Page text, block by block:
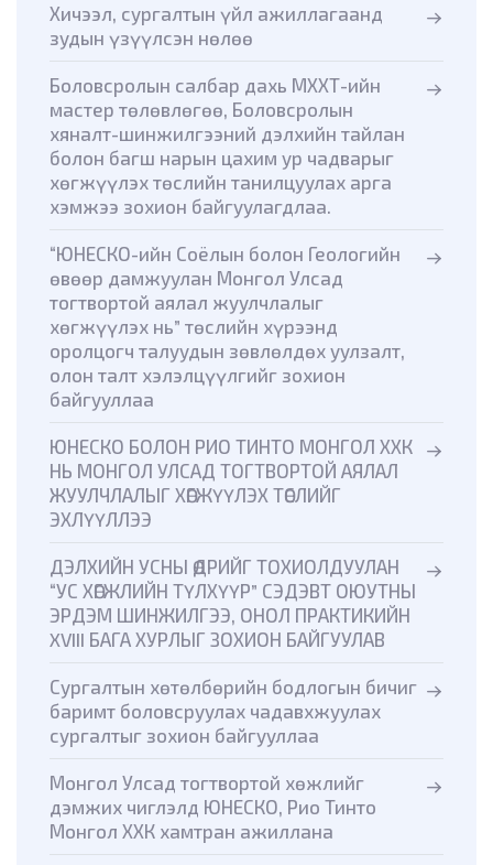
Хичээл, сургалтын үйл ажиллагаанд
зудын үзүүлсэн нөлөө
Боловсролын салбар дахь МХХТ-ийн
мастер төлөвлөгөө, Боловсролын
хяналт-шинжилгээний дэлхийн тайлан
болон багш нарын цахим ур чадварыг
хөгжүүлэх төслийн танилцуулах арга
хэмжээ зохион байгуулагдлаа.
“ЮНЕСКО-ийн Соёлын болон Геологийн
өвөөр дамжуулан Монгол Улсад
тогтвортой аялал жуулчлалыг
хөгжүүлэх нь” төслийн хүрээнд
оролцогч талуудын зөвлөлдөх уулзалт,
олон талт хэлэлцүүлгийг зохион
байгууллаа
ЮНЕСКО БОЛОН РИО ТИНТО МОНГОЛ ХХК
НЬ МОНГОЛ УЛСАД ТОГТВОРТОЙ АЯЛАЛ
ЖУУЛЧЛАЛЫГ ХӨГЖҮҮЛЭХ ТӨСЛИЙГ
ЭХЛҮҮЛЛЭЭ
ДЭЛХИЙН УСНЫ ӨДРИЙГ ТОХИОЛДУУЛАН
“УС ХӨГЖЛИЙН ТҮЛХҮҮР” СЭДЭВТ ОЮУТНЫ
ЭРДЭМ ШИНЖИЛГЭЭ, ОНОЛ ПРАКТИКИЙН
XVIII БАГА ХУРЛЫГ ЗОХИОН БАЙГУУЛАВ
Сургалтын хөтөлбөрийн бодлогын бичиг
баримт боловсруулах чадавхжуулах
сургалтыг зохион байгууллаа
Монгол Улсад тогтвортой хөжлийг
дэмжих чиглэлд ЮНЕСКО, Рио Тинто
Монгол ХХК хамтран ажиллана